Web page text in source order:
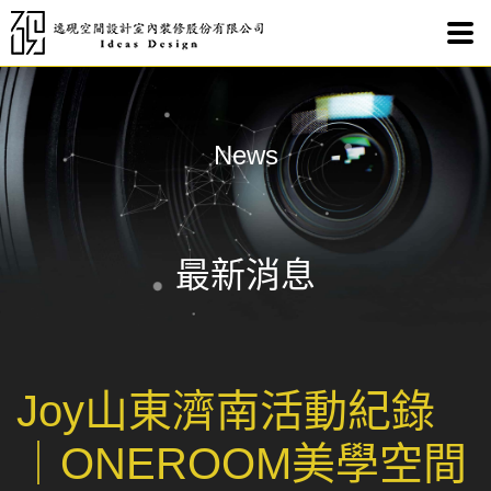
News
最新消息
Joy山東濟南活動紀錄
｜ONEROOM美學空間